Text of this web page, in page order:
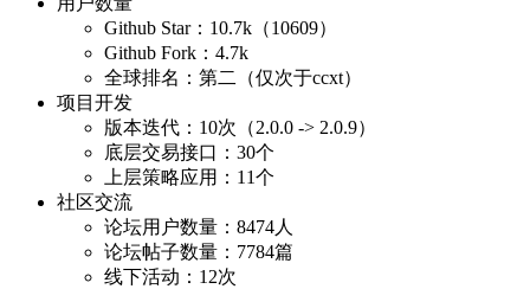
Github Star：10.7k（10609）
Github Fork：4.7k
全球排名：第二（仅次于ccxt）
项目开发
版本迭代：10次（2.0.0 -> 2.0.9）
底层交易接口：30个
上层策略应用：11个
社区交流
论坛用户数量：8474人
论坛帖子数量：7784篇
线下活动：12次